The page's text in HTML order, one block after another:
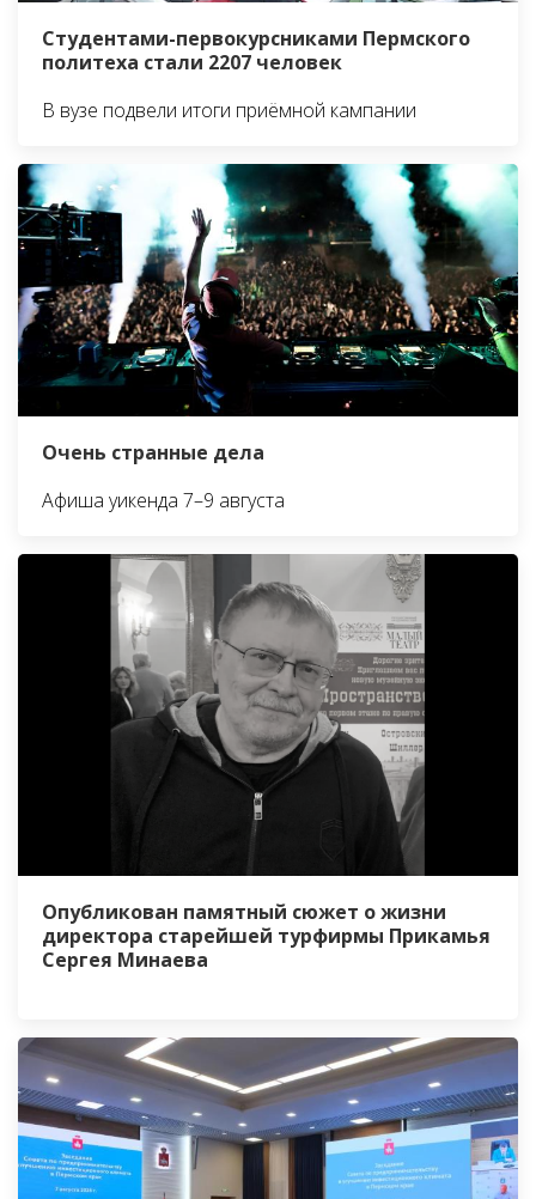
Студентами-первокурсниками Пермского
политеха стали 2207 человек
В вузе подвели итоги приёмной кампании
Очень странные дела
Афиша уикенда 7–9 августа
Опубликован памятный сюжет о жизни
директора старейшей турфирмы Прикамья
Сергея Минаева